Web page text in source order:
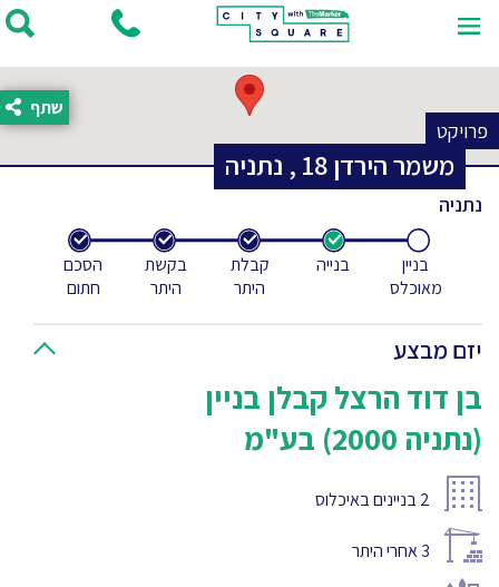
פרויקט
משמר הירדן18
, נתניה
שתף
נתניה
בניין
מאוכלס
בנייה
קבלת
היתר
בקשת
היתר
הסכם
חתום
יזם מבצע
בן דוד הרצל קבלן בניין
(נתניה 2000) בע"מ
2בניינים באיכלוס
3אחרי היתר